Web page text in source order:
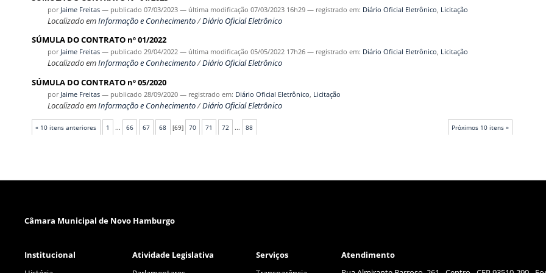
por Jaime Freitas — publicado 07/03/2023 — última modificação 07/03/2023 16h29 — registrado em: Diário Oficial Eletrônico Licitação
Localizado emInformação e Conhecimento/Diário Oficial Eletrônico
SÚMULA DO CONTRATO nº 01/2022
por Jaime Freitas — publicado 29/04/2022 — última modificação 05/05/2022 17h26 — registrado em: Diário Oficial Eletrônico, Licitação
Localizado emInformação e Conhecimento/Diário Oficial Eletrônico
SÚMULA DO CONTRATO nº 05/2020
por Jaime Freitas — publicado 28/09/2020 — registrado em: Diário Oficial Eletrônico, Licitação
Localizado emInformação e Conhecimento/Diário Oficial Eletrônico
« 10 itens anteriores Próximos 10 itens »
1 ... 66 67 68 [69] 70 71 72 ... 88
Câmara Municipal de Novo Hamburgo
Institucional Atividade Legislativa Serviços
Atendimento